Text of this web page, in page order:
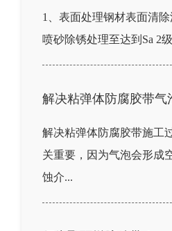
1、表面处理钢材表面清
喷砂除锈处理至达到Sa 2
解决粘弹体防腐胶带气
解决粘弹体防腐胶带施工
关重要，因为气泡会形成
蚀介...